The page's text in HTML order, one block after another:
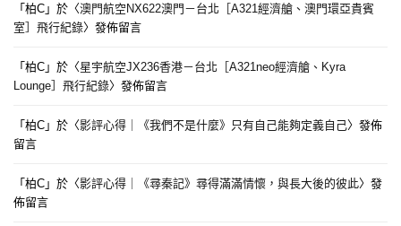
「 柏C 」於〈澳門航空NX622澳門－台北［A321經濟艙、澳門環亞貴賓
室］飛行紀錄〉發佈留言
「 柏C 」於〈星宇航空JX236香港－台北［A321neo經濟艙、Kyra
Lounge］飛行紀錄〉發佈留言
「 柏C 」於〈影評心得｜《我們不是什麼》只有自己能夠定義自己〉發佈
留言
「 柏C 」於〈影評心得｜《尋秦記》尋得滿滿情懷，與長大後的彼此〉發
佈留言